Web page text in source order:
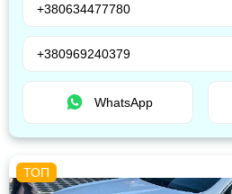
+380634477780
+380969240379
WhatsApp